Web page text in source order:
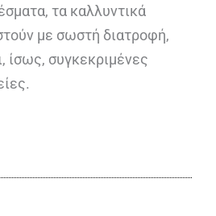
τα καλλυντικά
με σωστή διατροφή,
ίσως, συγκεκριμένες